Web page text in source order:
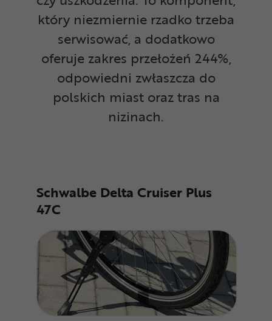
który niezmiernie rzadko trzeba
serwisować, a dodatkowo
oferuje zakres przełożeń 244%,
odpowiedni zwłaszcza do
polskich miast oraz tras na
nizinach.
Schwalbe Delta Cruiser Plus
47C